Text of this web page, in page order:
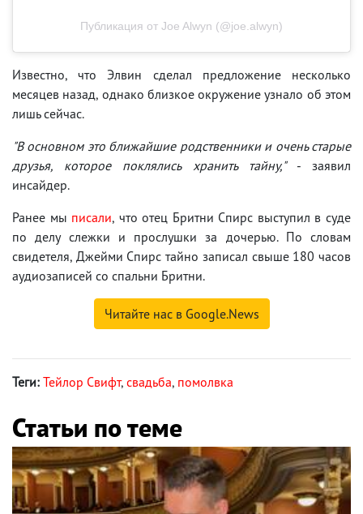
Публикация от Joe Alwyn (@joe.alwyn)
Известно, что Элвин сделал предложение несколько
месяцев назад, однако близкое окружение узнало об этом
лишь сейчас.
"В основном это ближайшие родственники и очень старые
друзья, которое поклялись хранить тайну,"- заявил
инсайдер.
Ранее мы писали, что отец Бритни Спирс выступил в суде
по делу слежки и прослушки за дочерью. По словам
свидетеля, Джейми Спирс тайно записал свыше 180 часов
аудиозаписей со спальни Бритни.
Читайте нас в Google.News
Теги: Тейлор Свифт, свадьба, помолвка
Статьи по теме